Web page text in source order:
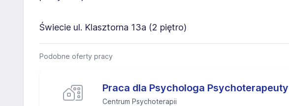
Świecie ul. Klasztorna 13a (2 piętro)
Podobne oferty pracy
Praca dla Psychologa Psychoterapeuty
Centrum Psychoterapii